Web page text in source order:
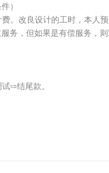
）
。改良设计的工时，本人
务，但如果是有偿服务，
⇨结尾款。